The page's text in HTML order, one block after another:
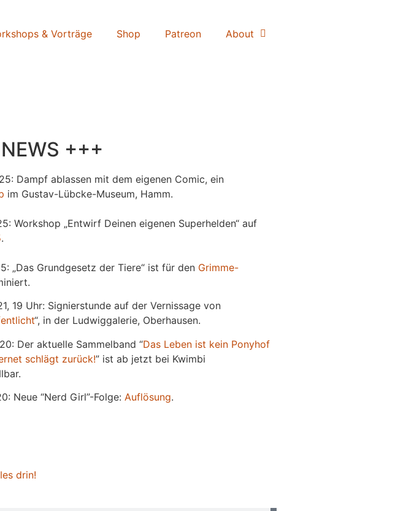
& Vorträge Shop Patreon About
+++
Dampf ablassen mit dem eigenen Comic, ein
im Gustav-Lübcke-Museum, Hamm.
Workshop „Entwirf Deinen eigenen Superhelden“ auf
.
„Das Grundgesetz der Tiere“ ist für den Grimme-
19 Uhr: Signierstunde auf der Vernissage von
“, in der Ludwiggalerie, Oberhausen.
Der aktuelle Sammelband “Das Leben ist kein Ponyhof
schlägt zurück!” ist ab jetzt bei Kwimbi
Neue “Nerd Girl”-Folge: Auflösung.
drin!